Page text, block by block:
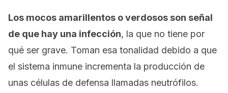
Los mocos amarillentos o verdosos son señal
de que hay una infección, la que no tiene por
qué ser grave. Toman esa tonalidad debido a que
el sistema inmune incrementa la producción de
unas células de defensa llamadas neutrófilos.